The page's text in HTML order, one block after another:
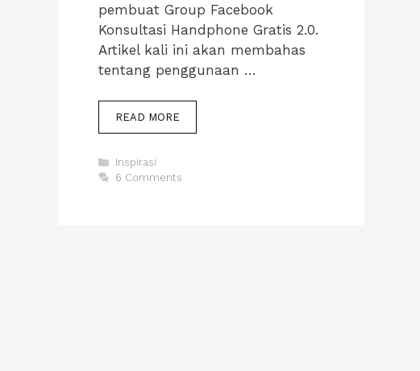
pembuat Group Facebook
Konsultasi Handphone Gratis 2.0.
Artikel kali ini akan membahas
tentang penggunaan …
READ MORE
KONSULTASI
HANDPHONE
Categories
Inspirasi
6 Comments